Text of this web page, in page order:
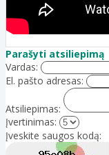
Parašyti atsiliepimą
Vardas:
El. pašto adresas:
Atsiliepimas:
Įvertinimas:
Įveskite saugos kodą: